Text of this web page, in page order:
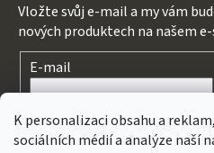
K personalizaci obsahu a
sociálních médií a analýze naší
Vložte svůj e-mail a my vám
nových produktech na našem
E-mail
Souhlasím spodmínkami
PŘIHLÁSIT SE